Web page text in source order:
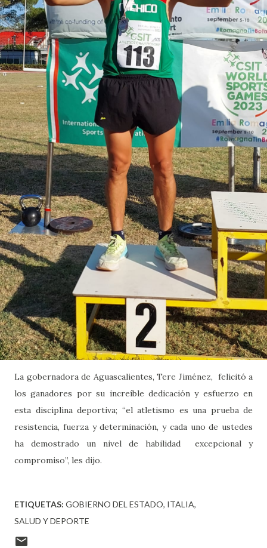
La gobernadora de Aguascalientes, Tere Jiménez, felicitó a
los ganadores por su increíble dedicación y esfuerzo en
esta disciplina deportiva; “el atletismo es una prueba de
resistencia, fuerza y determinación, y cada uno de ustedes
ha demostrado un nivel de habilidad excepcional y
compromiso”, les dijo.
ETIQUETAS: GOBIERNO DEL ESTADO ITALIA
SALUD Y DEPORTE